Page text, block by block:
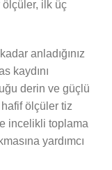
ölçüler, ilk üç
anladığınız
kaydını
derin ve güçlü
ölçüler tiz
incelikli toplama
yardımcı